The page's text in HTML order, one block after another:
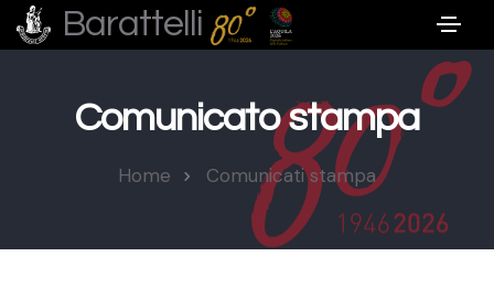
Barattelli
Comunicato stampa
Home Comunicati stampa